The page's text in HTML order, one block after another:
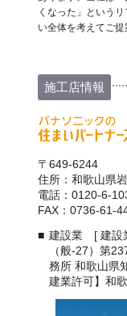
くなった」という
い全体を考えてご提
施工店情報
〒649-6244
住所：和歌山県
電話：0120-6-
FAX：0736-61-
建設業 [ 建設
（般-27）第
務所 和歌山県
建業許可】和